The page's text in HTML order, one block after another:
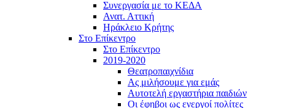
Συνεργασία με το ΚΕΔΑ
Ανατ. Αττική
Ηράκλειο Κρήτης
Στο Επίκεντρο
Στο Επίκεντρο
2019-2020
Θεατροπαιχνίδια
Ας μιλήσουμε για εμάς
Αυτοτελή εργαστήρια παιδιών
Οι έφηβοι ως ενεργοί πολίτες